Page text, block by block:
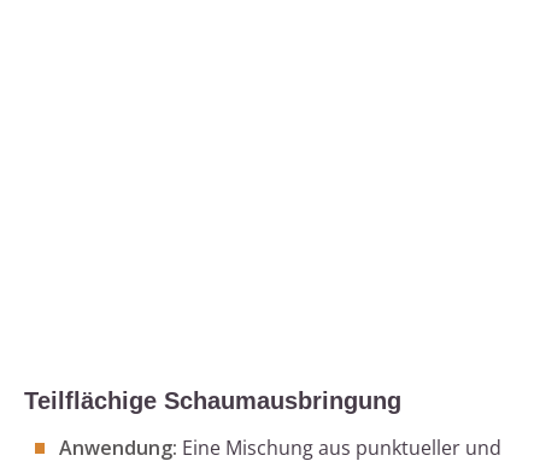
Teilflächige Schaumausbringung
Anwendung: Eine Mischung aus punktueller und